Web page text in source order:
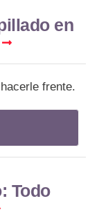
en
frente.
Todo